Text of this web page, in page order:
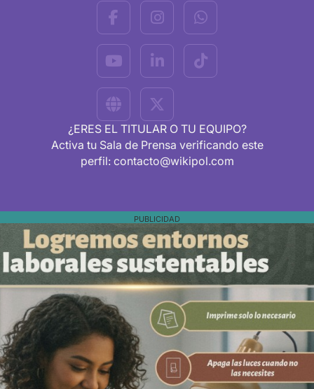
¿ERES EL TITULAR O TU EQUIPO?
Activa tu Sala de Prensa verificando este
perfil: contacto@wikipol.com
PUBLICIDAD